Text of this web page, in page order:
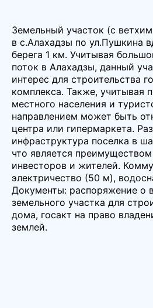
Земельный участок (с
в с.Алахадзы по ул.Пушкина
берега 1 км. Учитывая
поток в Алахадзы, данный
интерес для строительства
комплекса. Также, учитывая
местного населения и
направлением может быть
центра или гипермаркета.
инфраструктура поселка в
что является
инвесторов и жителей.
электричество (50 м),
Документы: распоряжение о
земельного участка для
дома, госакт на право
землей.